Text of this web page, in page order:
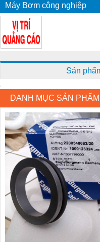
Máy Bơm công nghiệp
Sản
DANH MỤC SẢN PHẨM